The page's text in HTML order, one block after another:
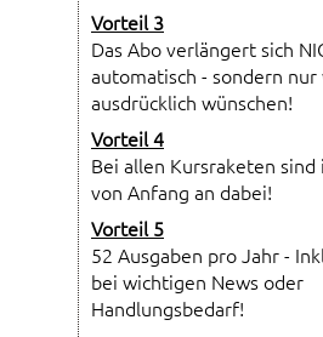
Vorteil 3
Das Abo verlängert sich
automatisch - sondern nur
ausdrücklich wünschen!
Vorteil 4
Bei allen Kursraketen sind
von Anfang an dabei!
Vorteil 5
52 Ausgaben pro Jahr -
bei wichtigen News oder
Handlungsbedarf!